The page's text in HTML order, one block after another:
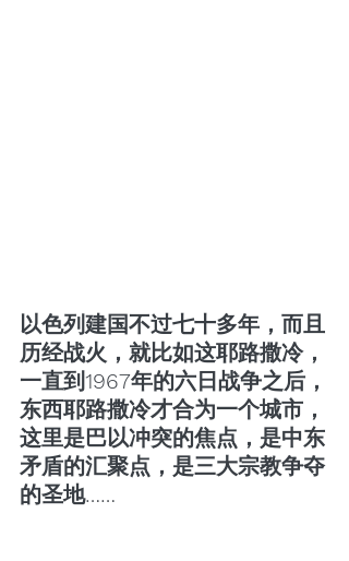
以色列建国不过七十多年，而且
历经战火，就比如这耶路撒冷，
一直到1967年的六日战争之后，
东西耶路撒冷才合为一个城市，
这里是巴以冲突的焦点，是中东
矛盾的汇聚点，是三大宗教争夺
的圣地……